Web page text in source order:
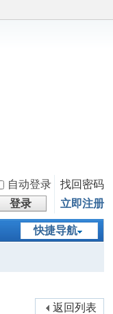
自动登录
找回密码
登录 立即注册
快捷导航
返回列表